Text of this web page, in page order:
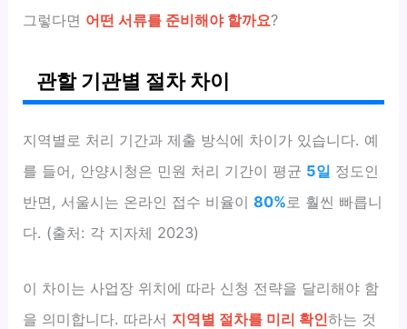
그렇다면 어떤 서류를 준비해야 할까요?
관할 기관별 절차 차이
지역별로 처리 기간과 제출 방식에 차이가 있습니다. 예
를 들어, 안양시청은 민원 처리 기간이 평균 5일 정도인
반면, 서울시는 온라인 접수 비율이80%로 훨씬 빠릅니
다. (출처: 각 지자체 2023)
이 차이는 사업장 위치에 따라 신청 전략을 달리해야 함
을 의미합니다. 따라서 지역별 절차를 미리 확인하는 것